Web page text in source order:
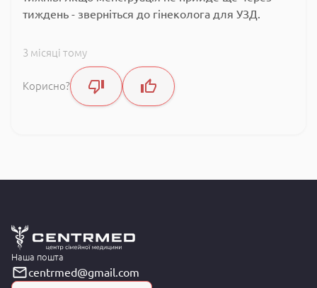
тиждень - зверніться до гінеколога для УЗД.
3 місяці тому
Корисно?
Наша пошта
centrmed@gmail.com